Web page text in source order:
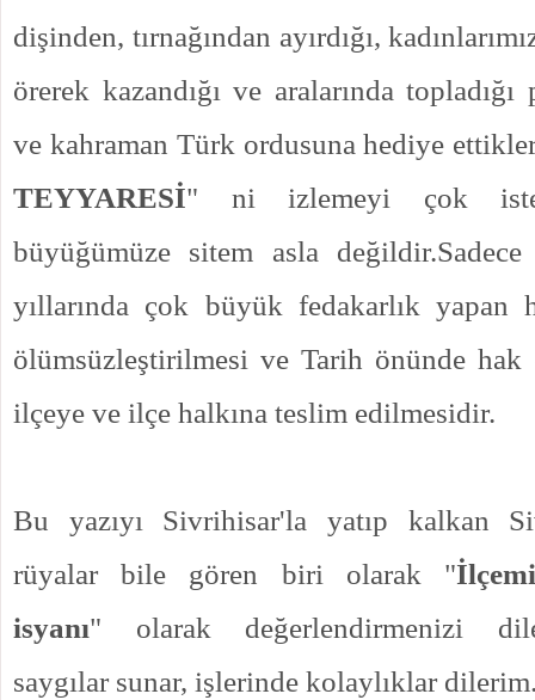
dişinden, tırnağından ayırdığı,
örerek kazandığı ve aralarında topladığı
ve kahraman Türk ordusuna hediye
TEYYARESİ" ni izlemeyi çok
büyüğümüze sitem asla
yıllarında çok büyük fedakarlık yapan
ölümsüzleştirilmesi ve Tarih önünde hak
ilçeye ve ilçe halkına teslim edilmesidir.
Bu yazıyı Sivrihisar'la yatıp kalkan
rüyalar bile gören biri olarak "
isyanı" olarak değerlendirmenizi
saygılar sunar, işlerinde kolaylıklar